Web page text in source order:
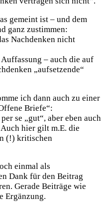
gemeint ist – und dem
ganz zustimmen:
Nachdenken nicht
– auch die auf
„aufsetzende“
ich dann auch zu einer
Briefe“:
se „gut“, aber eben auch
hier gilt m.E. die
(!) kritischen
einmal als
Dank für den Beitrag
Gerade Beiträge wie
Ergänzung.